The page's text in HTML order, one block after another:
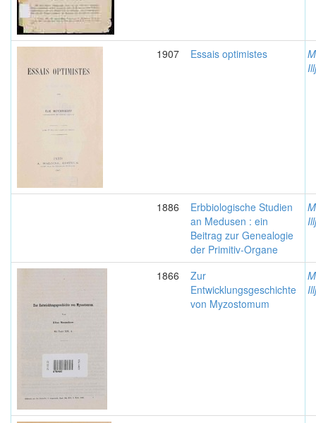
1907 Essais optimistes
1886
Erbbiologische Studien
an Medusen : ein
Beitrag zur Genealogie
der Primitiv-Organe
1866
Zur
Entwicklungsgeschichte
von Myzostomum